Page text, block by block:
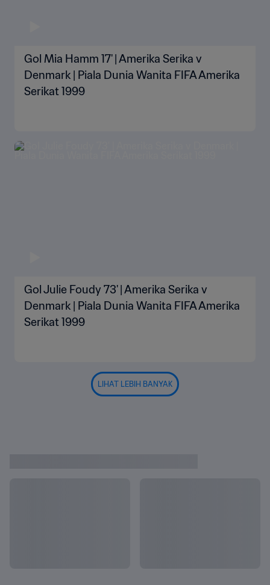
Gol Mia Hamm 17' | Amerika Serika v
Denmark | Piala Dunia Wanita FIFA Amerika
Serikat 1999
Gol Julie Foudy 73' | Amerika Serika v
Denmark | Piala Dunia Wanita FIFA Amerika
Serikat 1999
LIHAT LEBIH BANYAK